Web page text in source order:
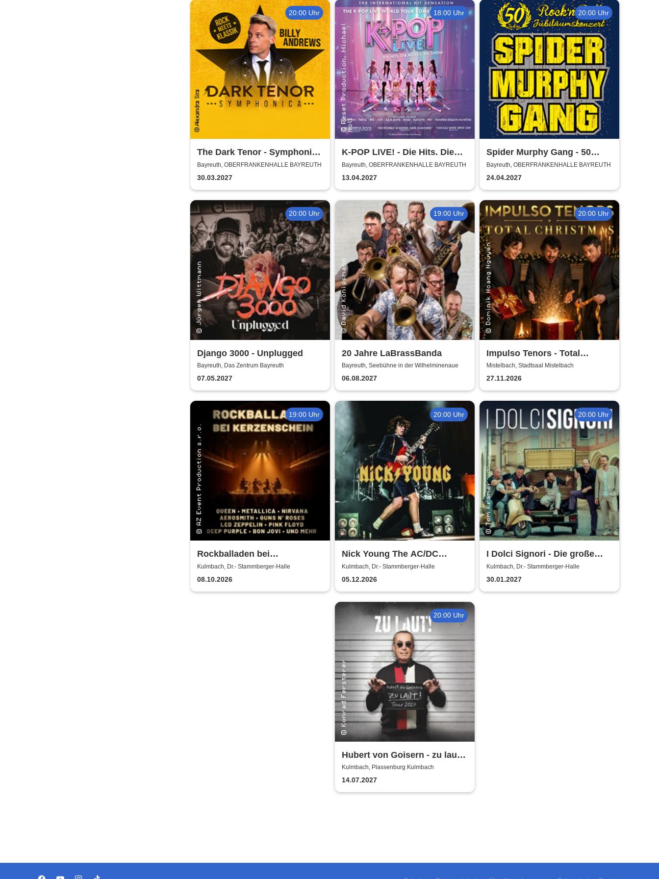
20:00 Uhr
The Dark Tenor - Symphonica
- Rock meets Klassik 2027
Bayreuth, OBERFRANKENHALLE BAYREUTH
30.03.2027
18:00 Uhr
K-POP LIVE! - Die Hits. Die
Moves. Die Show.
Bayreuth, OBERFRANKENHALLE BAYREUTH
13.04.2027
20:00 Uhr
Spider Murphy Gang - 50
Jahre Jubiläumskonzerte
Bayreuth, OBERFRANKENHALLE BAYREUTH
24.04.2027
20:00 Uhr
Django 3000 - Unplugged
Bayreuth, Das Zentrum Bayreuth
07.05.2027
19:00 Uhr
20 Jahre LaBrassBanda
Bayreuth, Seebühne in der Wilhelminenaue
06.08.2027
20:00 Uhr
Impulso Tenors - Total
Christmas
Mistelbach, Stadtsaal Mistelbach
27.11.2026
19:00 Uhr
Rockballaden bei
Kerzenschein
Kulmbach, Dr.- Stammberger-Halle
08.10.2026
20:00 Uhr
Nick Young The AC/DC
Master-Band
Kulmbach, Dr.- Stammberger-Halle
05.12.2026
20:00 Uhr
I Dolci Signori - Die große
Nacht der italienischen
Welthits
Kulmbach, Dr.- Stammberger-Halle
30.01.2027
20:00 Uhr
Hubert von Goisern - zu laut!
Tour 2027
Kulmbach, Plassenburg Kulmbach
14.07.2027